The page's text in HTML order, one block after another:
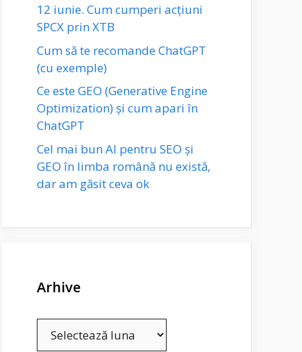
12 iunie. Cum cumperi acțiuni
SPCX prin XTB
Cum să te recomande ChatGPT
(cu exemple)
Ce este GEO (Generative Engine
Optimization) și cum apari în
ChatGPT
Cel mai bun AI pentru SEO și
GEO în limba română nu există,
dar am găsit ceva ok
Arhive